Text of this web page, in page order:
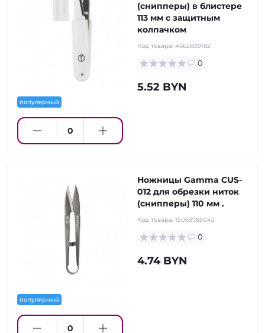
популярный
(снипперы) в блистере
113 мм с защитным
колпачком
Код товара: 4662609182
0
5.52 BYN
популярный
Ножницы Gamma CUS-
012 для обрезки ниток
(снипперы) 110 мм .
Код товара: 15069785042
0
4.74 BYN